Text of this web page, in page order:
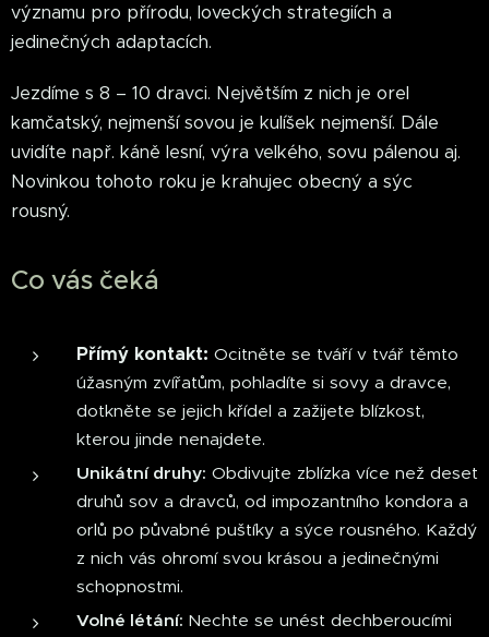
významu pro přírodu, loveckých strategiích a
jedinečných adaptacích.
Jezdíme s 8 – 10 dravci. Největším z nich je orel
kamčatský, nejmenší sovou je kulíšek nejmenší. Dále
uvidíte např. káně lesní, výra velkého, sovu pálenou aj.
Novinkou tohoto roku je krahujec obecný a sýc
rousný.
Co vás čeká
Přímý kontakt: Ocitněte se tváří v tvář těmto
úžasným zvířatům, pohladíte si sovy a dravce,
dotkněte se jejich křídel a zažijete blízkost,
kterou jinde nenajdete.
Unikátní druhy: Obdivujte zblízka více než deset
druhů sov a dravců, od impozantního kondora a
orlů po půvabné puštíky a sýce rousného. Každý
z nich vás ohromí svou krásou a jedinečnými
schopnostmi.
Volné létání: Nechte se unést dechberoucími